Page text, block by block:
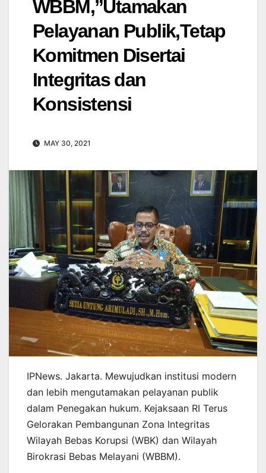
WBBM,”Utamakan
Pelayanan Publik,Tetap
Komitmen Disertai
Integritas dan
Konsistensi
MAY 30, 2021
IPNews. Jakarta. Mewujudkan institusi modern
dan lebih mengutamakan pelayanan publik
dalam Penegakan hukum. Kejaksaan RI Terus
Gelorakan Pembangunan Zona Integritas
Wilayah Bebas Korupsi (WBK) dan Wilayah
Birokrasi Bebas Melayani (WBBM).